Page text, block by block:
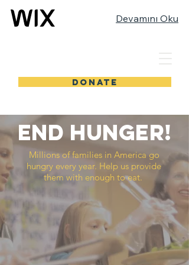
Devamını Oku